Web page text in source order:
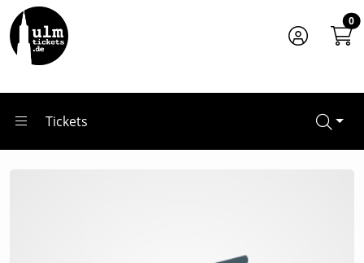
Zum Hauptinhalt springen 0
Tickets
Startseite
Veranstalter*innen
S-PROMOTION Event GmbH